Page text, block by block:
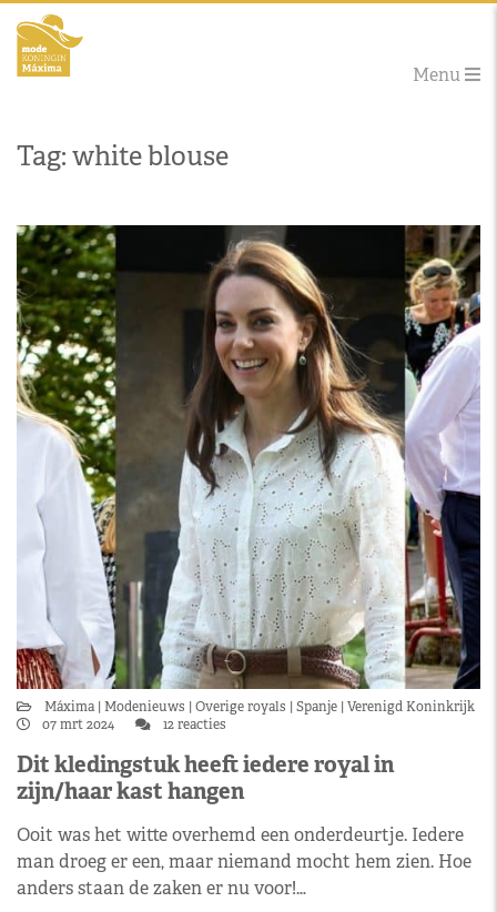
Menu
Tag: white blouse
Máxima Modenieuws Overige royals Spanje Verenigd Koninkrijk
07 mrt 2024
12 reacties
Dit kledingstuk heeft iedere royal in
zijn/haar kast hangen
Ooit was het witte overhemd een onderdeurtje. Iedere
man droeg er een, maar niemand mocht hem zien. Hoe
anders staan de zaken er nu voor!…